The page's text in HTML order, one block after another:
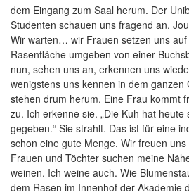
dem Eingang zum Saal herum. Der
Studenten schauen uns fragend an.
Wir warten… wir Frauen setzen uns
Rasenfläche umgeben von einer
nun, sehen uns an, erkennen uns
wenigstens uns kennen in dem
stehen drum herum. Eine Frau kommt
zu. Ich erkenne sie. „Die Kuh hat heute
gegeben.“ Sie strahlt. Das ist für eine
schon eine gute Menge. Wir freuen
Frauen und Töchter suchen meine
weinen. Ich weine auch. Wie
dem Rasen im Innenhof der Akademie